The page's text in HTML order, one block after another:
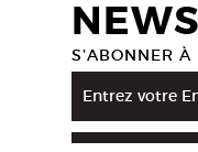
S’ABONNER À